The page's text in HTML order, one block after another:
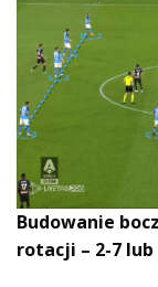
Budowanie
rotacji – 2-7 lub